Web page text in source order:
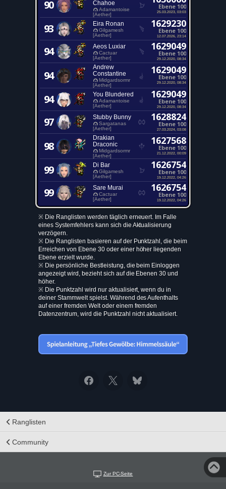
90
Chahoe
Adamantoise
[Aether]
Ebene 100
25.03.2023, 03:03
93 Eira Ronan
Gilgamesh
[Aether]
1629230
Ebene 100
12.07.2026, 23:14
94 Aeos Luxiar
Cactuar
[Aether]
1629049
Ebene 100
29.12.2020, 08:34
94
Andrew
Constantine
Midgardsormr
[Aether]
1629049
Ebene 100
29.12.2020, 08:34
94 You Blundered
Adamantoise
[Aether]
1629049
Ebene 100
29.12.2020, 08:34
97 Stubby Bunny
Sargatanas
[Aether]
1628824
Ebene 100
27.03.2024, 03:08
98
Drakian
Draconic
Midgardsormr
[Aether]
1627568
Ebene 100
21.12.2022, 00:09
99 Di Bar
Gilgamesh
[Aether]
1626754
Ebene 100
19.12.2022, 04:26
99 Sare Murai
Cactuar
[Aether]
1626754
Ebene 100
19.12.2022, 04:26
※ Die Ranglisten werden täglich erneuert. Im Falle
eines Systemfehlers kann sich die Aktualisierung
verzögern.
※ Die Ranglisten basieren auf der Punktzahl, die beim
Erreichen von Ebene 30 oder einer höher liegenden
Ebene erzielt wurde.
※ Die persönliche Bestleistung, die beim Einloggen
angezeigt wird, bezieht sich auf die Ebenen 30 und
höher.
※ Die Punktzahl wird nur aktualisiert, wenn du in
deiner Stammwelt spielst. Während des Aufenthalts
auf einer fremden Welt oder einem fremden
Datenzentrum, wird die Punktzahl nicht aktualisiert.
Ranglisten
Community
Zur PC-Seite